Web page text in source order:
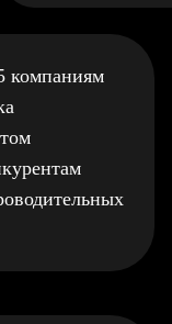
компаниям